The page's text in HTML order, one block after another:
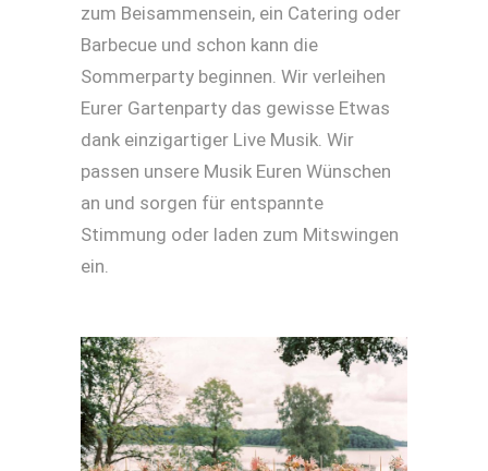
zum Beisammensein, ein Catering oder
Barbecue und schon kann die
Sommerparty beginnen. Wir verleihen
Eurer Gartenparty das gewisse Etwas
dank einzigartiger Live Musik. Wir
passen unsere Musik Euren Wünschen
an und sorgen für entspannte
Stimmung oder laden zum Mitswingen
ein.